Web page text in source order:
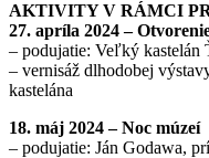
AKTIVITY V RÁMCI
27. apríla 2024 –
– podujatie: Veľký kastelán
– vernisáž dlhodobej
kastelána
18. máj 2024 – Noc múzeí
– podujatie: Ján Godawa,